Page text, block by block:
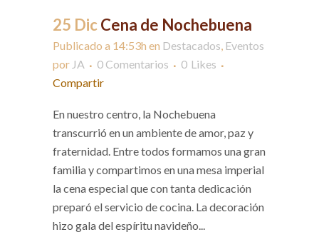
25 DicCena de Nochebuena
Publicado a 14:53h en Destacados, Eventos
por JA 0 Comentarios 0 Likes
Compartir
En nuestro centro, la Nochebuena
transcurrió en un ambiente de amor, paz y
fraternidad. Entre todos formamos una gran
familia y compartimos en una mesa imperial
la cena especial que con tanta dedicación
preparó el servicio de cocina. La decoración
hizo gala del espíritu navideño...